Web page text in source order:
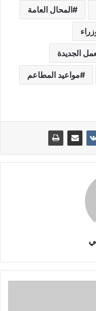
المحال العامة
الجديدة
مواعيد المطاعم